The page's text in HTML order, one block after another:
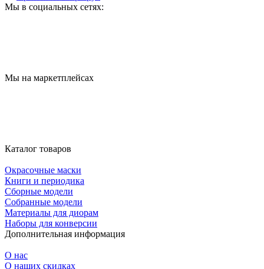
Мы в социальных сетях:
Мы на маркетплейсах
Каталог товаров
Окрасочные маски
Книги и периодика
Сборные модели
Собранные модели
Материалы для диорам
Наборы для конверсии
Дополнительная информация
О нас
О наших скидках